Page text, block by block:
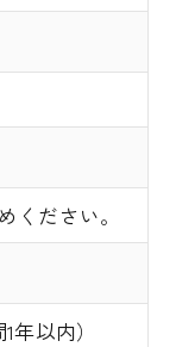
ださい。
以内）